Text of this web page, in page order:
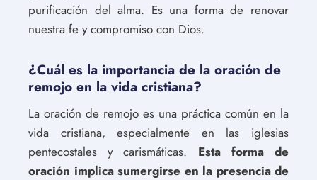
purificación del alma. Es una forma de renovar
nuestra fe y compromiso con Dios.
¿Cuál es la importancia de la oración de
remojo en la vida cristiana?
La oración de remojo es una práctica común en la
vida cristiana, especialmente en las iglesias
pentecostales y carismáticas. Esta forma de
oración implica sumergirse en la presencia de